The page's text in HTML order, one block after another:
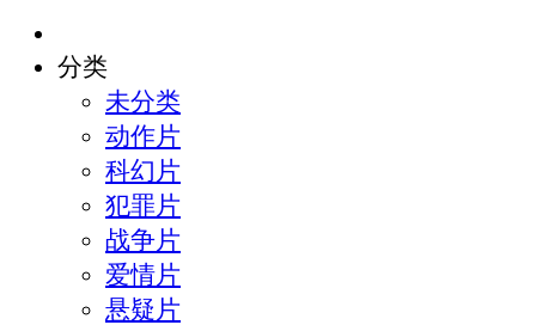
分类
未分类
动作片
科幻片
犯罪片
战争片
爱情片
悬疑片